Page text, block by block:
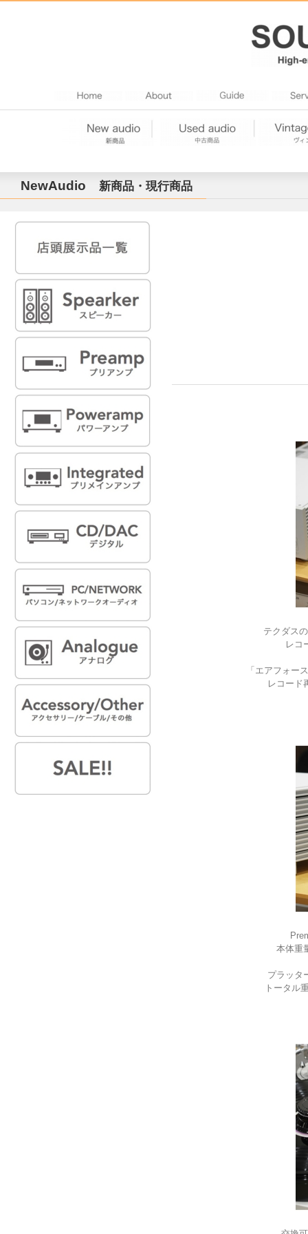
NewAudio 新商品・現行商品
テクダス
レコ
「エアフォー
レコード
本体重
プラッタ
トータル